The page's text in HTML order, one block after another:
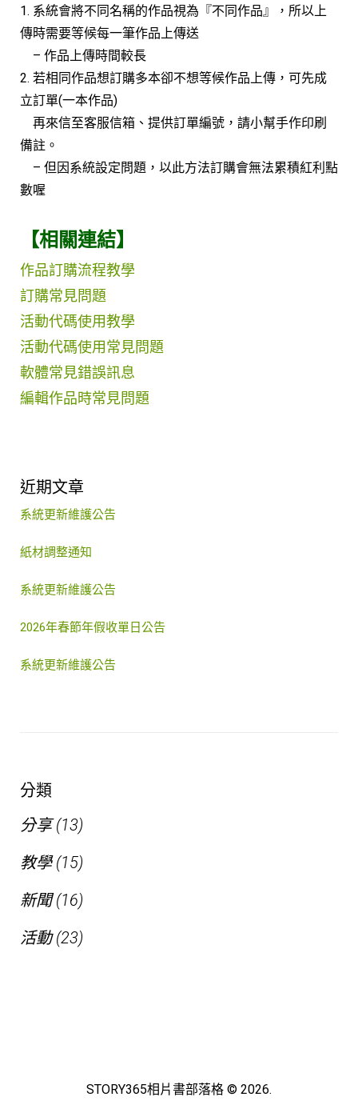
1. 系統會將不同名稱的作品視為『不同作品』，所以上
傳時需要等候每一筆作品上傳送
– 作品上傳時間較長
2. 若相同作品想訂購多本卻不想等候作品上傳，可先成
立訂單(一本作品)
再來信至客服信箱、提供訂單編號，請小幫手作印刷
備註。
– 但因系統設定問題，以此方法訂購會無法累積紅利點
數喔
【相關連結】
作品訂購流程教學
訂購常見問題
活動代碼使用教學
活動代碼使用常見問題
軟體常見錯誤訊息
編輯作品時常見問題
近期文章
系統更新維護公告
紙材調整通知
系統更新維護公告
2026年春節年假收單日公告
系統更新維護公告
分類
分享(13)
教學(15)
新聞(16)
活動(23)
STORY365相片書部落格 © 2026.